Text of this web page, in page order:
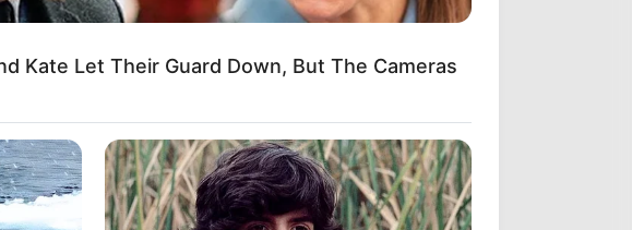
Kate Let Their Guard Down, But The Cameras